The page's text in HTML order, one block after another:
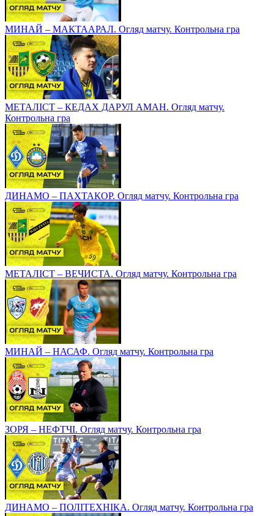
МИНАЙ – МАКТААРАЛ. Огляд матчу. Контрольна гра
МЕТАЛІСТ – КЕДАХ ДАРУЛ АМАН. Огляд матчу.
Контрольна гра
ДИНАМО – ПАХТАКОР. Огляд матчу. Контрольна гра
МЕТАЛІСТ – ВЕЧИСТА. Огляд матчу. Контрольна гра
МИНАЙ – НАСАФ. Огляд матчу. Контрольна гра
ЗОРЯ – НЕФТЧІ. Огляд матчу. Контрольна гра
ДИНАМО – ПОЛІТЕХНІКА. Огляд матчу. Контрольна гра